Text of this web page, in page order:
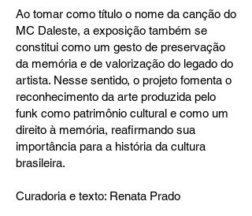
Ao tomar como título o nome da canção do
MC Daleste, a exposição também se
constitui como um gesto de preservação
da memória e de valorização do legado do
artista. Nesse sentido, o projeto fomenta o
reconhecimento da arte produzida pelo
funk como patrimônio cultural e como um
direito à memória, reafirmando sua
importância para a história da cultura
brasileira.
Curadoria e texto: Renata Prado